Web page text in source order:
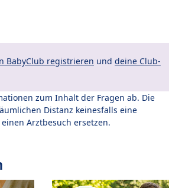
BabyClub registrieren und deine Club-
zum Inhalt der Fragen ab. Die
Distanz keinesfalls eine
Arztbesuch ersetzen.